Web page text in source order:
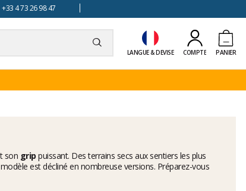
4 73 26 98 47
LANGUE & DEVISE COMPTE PANIER
son grip puissant. Des terrains secs aux sentiers les plus
est décliné en nombreuse versions. Préparez-vous